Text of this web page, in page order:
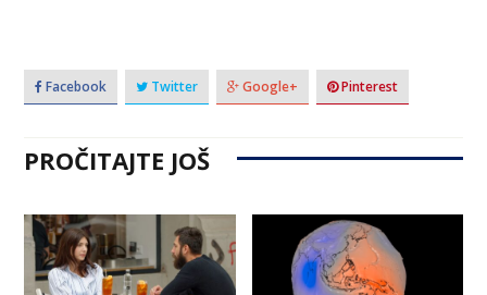
Facebook Twitter Google+ Pinterest
PROČITAJTE JOŠ